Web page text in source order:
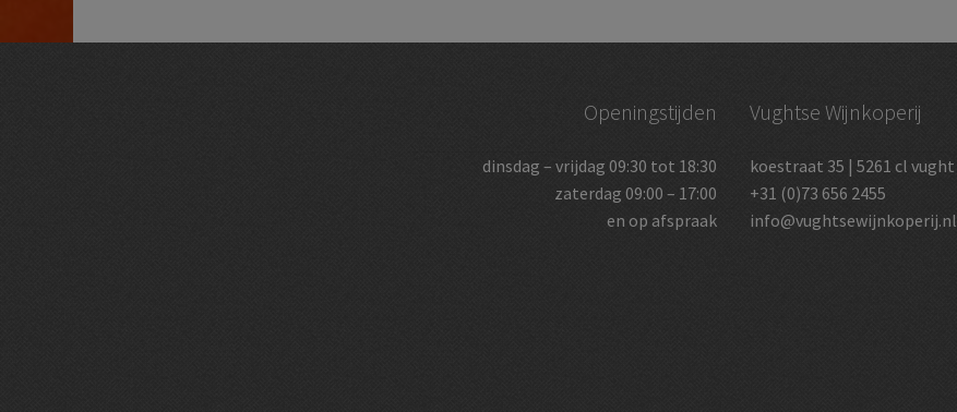
Openingstijden
dinsdag – vrijdag 09:30 tot 18:30
zaterdag 09:00 – 17:00
en op afspraak
Vughtse Wijnkoperij
koestraat 35 | 5261 cl vught
+31 (0)73 656 2455
info@vughtsewijnkoperij.nl